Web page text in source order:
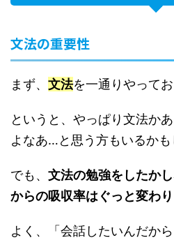
文法の重要性
まず、 文法を一通りやって
というと、やっぱり文法か
よなあ…と思う方もいるかも
でも、 文法の勉強をしたか
からの吸収率はぐっと変わり
よく、「会話したいんだか